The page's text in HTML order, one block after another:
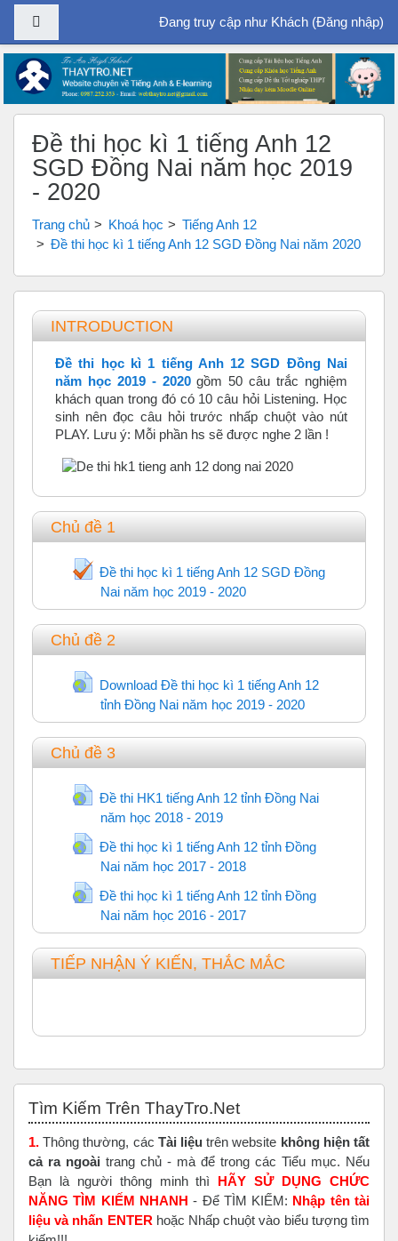
Chuyển tới nội dung chính
Bảng điều khiển cạnhĐang truy cập như Khách (Đăng nhập)
Đề thi học kì 1 tiếng Anh 12
SGD Đồng Nai năm học 2019
- 2020
Trang chủ Khoá học
Tiếng Anh 12
Đề thi học kì 1 tiếng Anh 12 SGD Đồng Nai năm 2020
Tổng quan các chủ đề
INTRODUCTION
Đề thi học kì 1 tiếng Anh 12 SGD Đồng Nai
năm học 2019 - 2020gồm 50 câu trắc nghiệm
khách quan trong đó có 10 câu hỏi Listening. Học
sinh nên đọc câu hỏi trước nhấp chuột vào nút
PLAY. Lưu ý: Mỗi phần hs sẽ được nghe 2 lần !
Chủ đề 1
Đề thi học kì 1 tiếng Anh 12 SGD Đồng
Nai năm học 2019 - 2020Trắc nghiệm
Chủ đề 2
Download Đề thi học kì 1 tiếng Anh 12
tỉnh Đồng Nai năm học 2019 - 2020
URL
Chủ đề 3
Đề thi HK1 tiếng Anh 12 tỉnh Đồng Nai
năm học 2018 - 2019
URL
Đề thi học kì 1 tiếng Anh 12 tỉnh Đồng
Nai năm học 2017 - 2018
URL
Đề thi học kì 1 tiếng Anh 12 tỉnh Đồng
Nai năm học 2016 - 2017
URL
TIẾP NHẬN Ý KIẾN, THẮC MẮC
Tìm Kiếm Trên ThayTro.Net
1. Thông thường, các Tài liệu trên website không hiện tất
cả ra ngoài trang chủ - mà để trong các Tiểu mục. Nếu
Bạn là người thông minh thì HÃY SỬ DỤNG CHỨC
NĂNG TÌM KIẾM NHANH - Để TÌM KIẾM: Nhập tên tài
liệu và nhấn ENTER hoặc Nhấp chuột vào biểu tượng tìm